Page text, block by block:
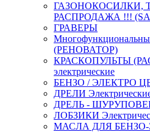
ГАЗОНОКОСИЛКИ,
РАСПРОДАЖА !!!
ГРАВЕРЫ
(РЕНОВАТОР)
КРАСКОПУЛЬТЫ
электрические
БЕНЗО / ЭЛЕКТРО
ДРЕЛИ
ДРЕЛЬ -
ЛОБЗИКИ
МАСЛА ДЛЯ